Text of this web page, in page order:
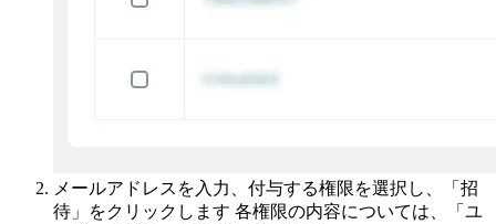
メールアドレスを入力、付与する権限を選択し、「招
待」をクリックします 各権限の内容については、「ユ